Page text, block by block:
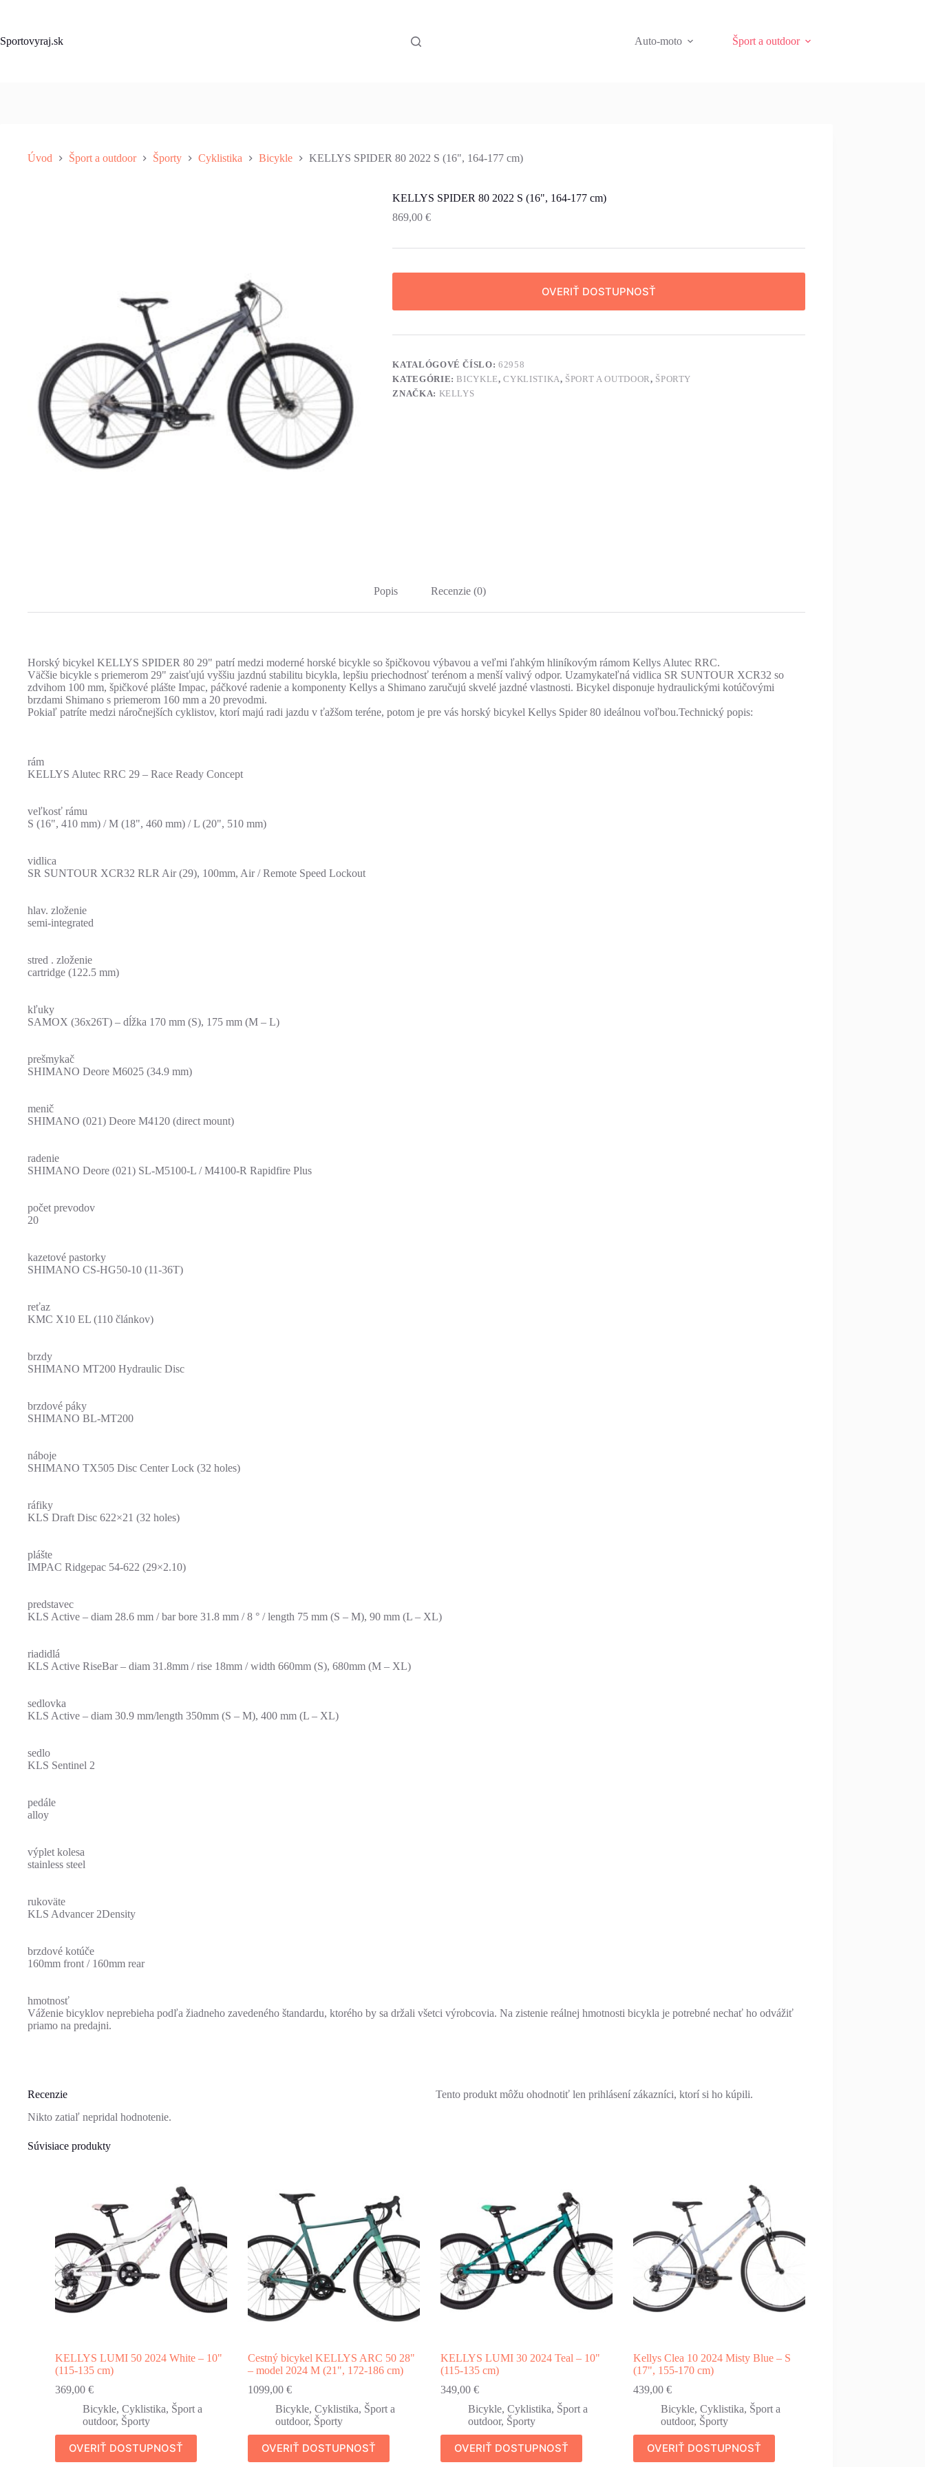
Sportovyraj.sk
Auto-moto Šport a outdoor
Úvod Šport a outdoor Športy Cyklistika Bicykle KELLYS SPIDER 80 2022 S (16", 164-177 cm)
KELLYS SPIDER 80 2022 S (16", 164-177 cm)
869,00€
OVERIŤ DOSTUPNOSŤ
KATALÓGOVÉ ČÍSLO:62958
KATEGÓRIE:BICYKLE,CYKLISTIKA, ŠPORT A OUTDOOR, ŠPORTY
ZNAČKA: KELLYS
Popis Recenzie (0)
Horský bicykel KELLYS SPIDER 80 29" patrí medzi moderné horské bicykle so špičkovou výbavou a veľmi ľahkým hliníkovým rámom Kellys Alutec RRC.
Väčšie bicykle s priemerom 29" zaisťujú vyššiu jazdnú stabilitu bicykla, lepšiu priechodnosť terénom a menší valivý odpor. Uzamykateľná vidlica SR SUNTOUR XCR32 so
zdvihom 100 mm, špičkové plášte Impac, páčkové radenie a komponenty Kellys a Shimano zaručujú skvelé jazdné vlastnosti. Bicykel disponuje hydraulickými kotúčovými
brzdami Shimano s priemerom 160 mm a 20 prevodmi.
Pokiaľ patríte medzi náročnejších cyklistov, ktorí majú radi jazdu v ťažšom teréne, potom je pre vás horský bicykel Kellys Spider 80 ideálnou voľbou.Technický popis:
rám
KELLYS Alutec RRC 29 – Race Ready Concept
veľkosť rámu
S (16", 410 mm) / M (18", 460 mm) / L (20", 510 mm)
vidlica
SR SUNTOUR XCR32 RLR Air (29), 100mm, Air / Remote Speed Lockout
hlav. zloženie
semi-integrated
stred . zloženie
cartridge (122.5 mm)
kľuky
SAMOX (36x26T) – dĺžka 170 mm (S), 175 mm (M – L)
prešmykač
SHIMANO Deore M6025 (34.9 mm)
menič
SHIMANO (021) Deore M4120 (direct mount)
radenie
SHIMANO Deore (021) SL-M5100-L / M4100-R Rapidfire Plus
počet prevodov
20
kazetové pastorky
SHIMANO CS-HG50-10 (11-36T)
reťaz
KMC X10 EL (110 článkov)
brzdy
SHIMANO MT200 Hydraulic Disc
brzdové páky
SHIMANO BL-MT200
náboje
SHIMANO TX505 Disc Center Lock (32 holes)
ráfiky
KLS Draft Disc 622×21 (32 holes)
plášte
IMPAC Ridgepac 54-622 (29×2.10)
predstavec
KLS Active – diam 28.6 mm / bar bore 31.8 mm / 8 ° / length 75 mm (S – M), 90 mm (L – XL)
riadidlá
KLS Active RiseBar – diam 31.8mm / rise 18mm / width 660mm (S), 680mm (M – XL)
sedlovka
KLS Active – diam 30.9 mm/length 350mm (S – M), 400 mm (L – XL)
sedlo
KLS Sentinel 2
pedále
alloy
výplet kolesa
stainless steel
rukoväte
KLS Advancer 2Density
brzdové kotúče
160mm front / 160mm rear
hmotnosť
Váženie bicyklov neprebieha podľa žiadneho zavedeného štandardu, ktorého by sa držali všetci výrobcovia. Na zistenie reálnej hmotnosti bicykla je potrebné nechať ho odvážiť
priamo na predajni.
Recenzie
Nikto zatiaľ nepridal hodnotenie.
Tento produkt môžu ohodnotiť len prihlásení zákazníci, ktorí si ho kúpili.
Súvisiace produkty
KELLYS LUMI 50 2024 White – 10"
(115-135 cm)
369,00 €
Bicykle, Cyklistika, Šport a
outdoor, Športy
OVERIŤ DOSTUPNOSŤ
Cestný bicykel KELLYS ARC 50 28"
– model 2024 M (21", 172-186 cm)
1099,00 €
Bicykle, Cyklistika, Šport a
outdoor, Športy
OVERIŤ DOSTUPNOSŤ
KELLYS LUMI 30 2024 Teal – 10"
(115-135 cm)
349,00 €
Bicykle, Cyklistika, Šport a
outdoor, Športy
OVERIŤ DOSTUPNOSŤ
Kellys Clea 10 2024 Misty Blue – S
(17", 155-170 cm)
439,00 €
Bicykle, Cyklistika, Šport a
outdoor, Športy
OVERIŤ DOSTUPNOSŤ